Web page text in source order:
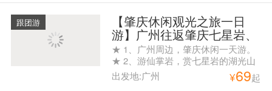
3、花世界四季花林+动物乐园+奇趣
马戏表演+水杉林欢乐谷+滨水机动乐
园等游戏项目园内任玩！ ★ 4、午餐
专享肇庆特色美食
跟团游 【肇庆休闲观光之旅一日
游】广州往返肇庆七星岩、
仙掌岩、鼎湖府、星湖绿道
一天游
★ 1、广州周边，肇庆休闲一天游。
★ 2、游仙掌岩，赏七星岩的湖光山
色。 ★ 3、游览中国至美绿道“星湖
绿道” ★ 4、含午餐
出发地:广州 ¥69起